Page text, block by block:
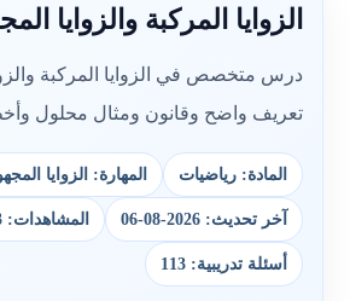
الزوايا المركبة والزوايا
درس متخصص في الزوايا المركبة
تعريف واضح وقانون ومثال محلول
المادة: رياضيات المهارة: الزوايا
آخر تحديث: 2026-08-06 المشاهدات: 373
أسئلة تدريبية: 113